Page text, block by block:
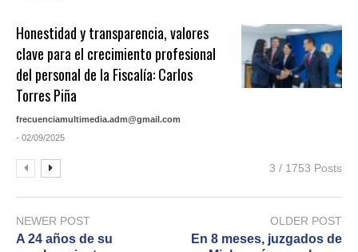
Honestidad y transparencia, valores
clave para el crecimiento profesional
del personal de la Fiscalía: Carlos
Torres Piña
frecuenciamultimedia.adm@gmail.com
- 02/09/2025
3 / 1753 Posts
NEWER POST
A 24 años de su
OLDER POST
En 8 meses, juzgados de